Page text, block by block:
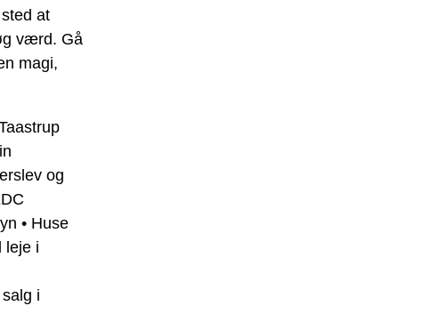
at
værd. Gå
magi,
og
• Huse
leje i
i